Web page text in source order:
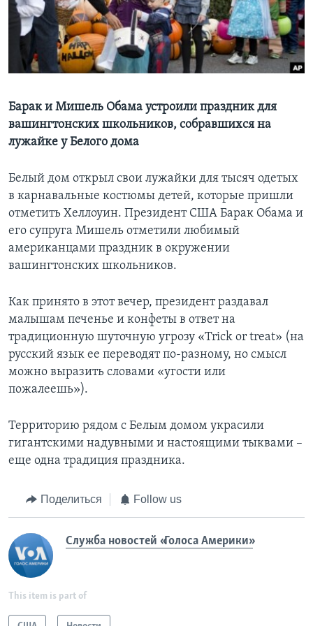
Learning English
СОЦИАЛЬНЫЕ СЕТИ
Языки
Барак и Мишель Обама устроили праздник для
вашингтонских школьников, собравшихся на
лужайке у Белого дома
Белый дом открыл свои лужайки для тысяч одетых
в карнавальные костюмы детей, которые пришли
отметить Хеллоуин. Президент США Барак Обама и
его супруга Мишель отметили любимый
американцами праздник в окружении
вашингтонских школьников.
Как принято в этот вечер, президент раздавал
малышам печенье и конфеты в ответ на
традиционную шуточную угрозу «Trick or treat» (на
русский язык ее переводят по-разному, но смысл
можно выразить словами «угости или
пожалеешь»).
Территорию рядом с Белым домом украсили
гигантскими надувными и настоящими тыквами –
еще одна традиция праздника.
Поделиться Follow us
Служба новостей «Голоса Америки»
This item is part of